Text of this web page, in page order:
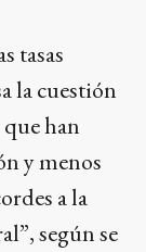
tasas
la cuestión
han
y menos
a la
según se